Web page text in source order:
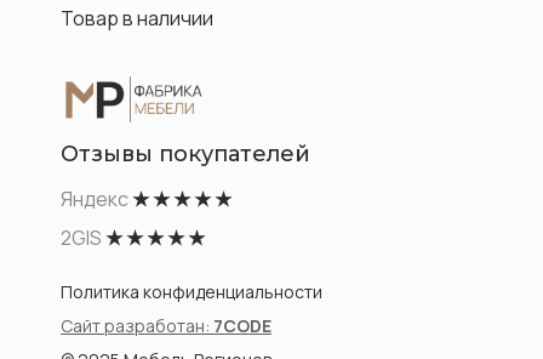
Политика конфиденциальности
Отзывы покупателей
Сайт разработан: 7CODE
Яндекс★ ★ ★ ★ ★
2GIS★ ★ ★ ★ ★
Товар в наличии